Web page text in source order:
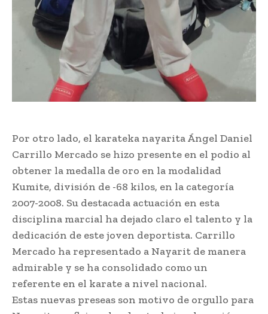
Por otro lado, el karateka nayarita Ángel Daniel
Carrillo Mercado se hizo presente en el podio al
obtener la medalla de oro en la modalidad
Kumite, división de -68 kilos, en la categoría
2007-2008. Su destacada actuación en esta
disciplina marcial ha dejado claro el talento y la
dedicación de este joven deportista. Carrillo
Mercado ha representado a Nayarit de manera
admirable y se ha consolidado como un
referente en el karate a nivel nacional.
Estas nuevas preseas son motivo de orgullo para